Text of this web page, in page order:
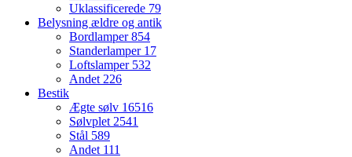
Uklassificerede 79
Belysning ældre og antik
Bordlamper854
Standerlamper 17
Loftslamper 532
Andet 226
Bestik
Ægte sølv 16516
Sølvplet 2541
Stål 589
Andet 111